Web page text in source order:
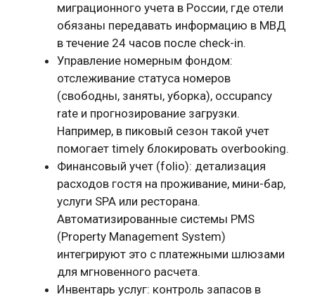
миграционного учета в России, где отели
обязаны передавать информацию в МВД
в течение 24 часов после check-in.
Управление номерным фондом:
отслеживание статуса номеров
(свободны, заняты, уборка), occupancy
rate и прогнозирование загрузки.
Например, в пиковый сезон такой учет
помогает timely блокировать overbooking.
Финансовый учет (folio): детализация
расходов гостя на проживание, мини-бар,
услуги SPA или ресторана.
Автоматизированные системы PMS
(Property Management System)
интегрируют это с платежными шлюзами
для мгновенного расчета.
Инвентарь услуг: контроль запасов в